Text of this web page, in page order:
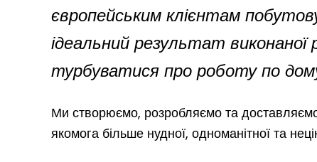
європейським клієнтам
ідеальний результат
турбуватися про роботу по
Ми створюємо, розробляємо та
якомога більше нудної, одноманітної та